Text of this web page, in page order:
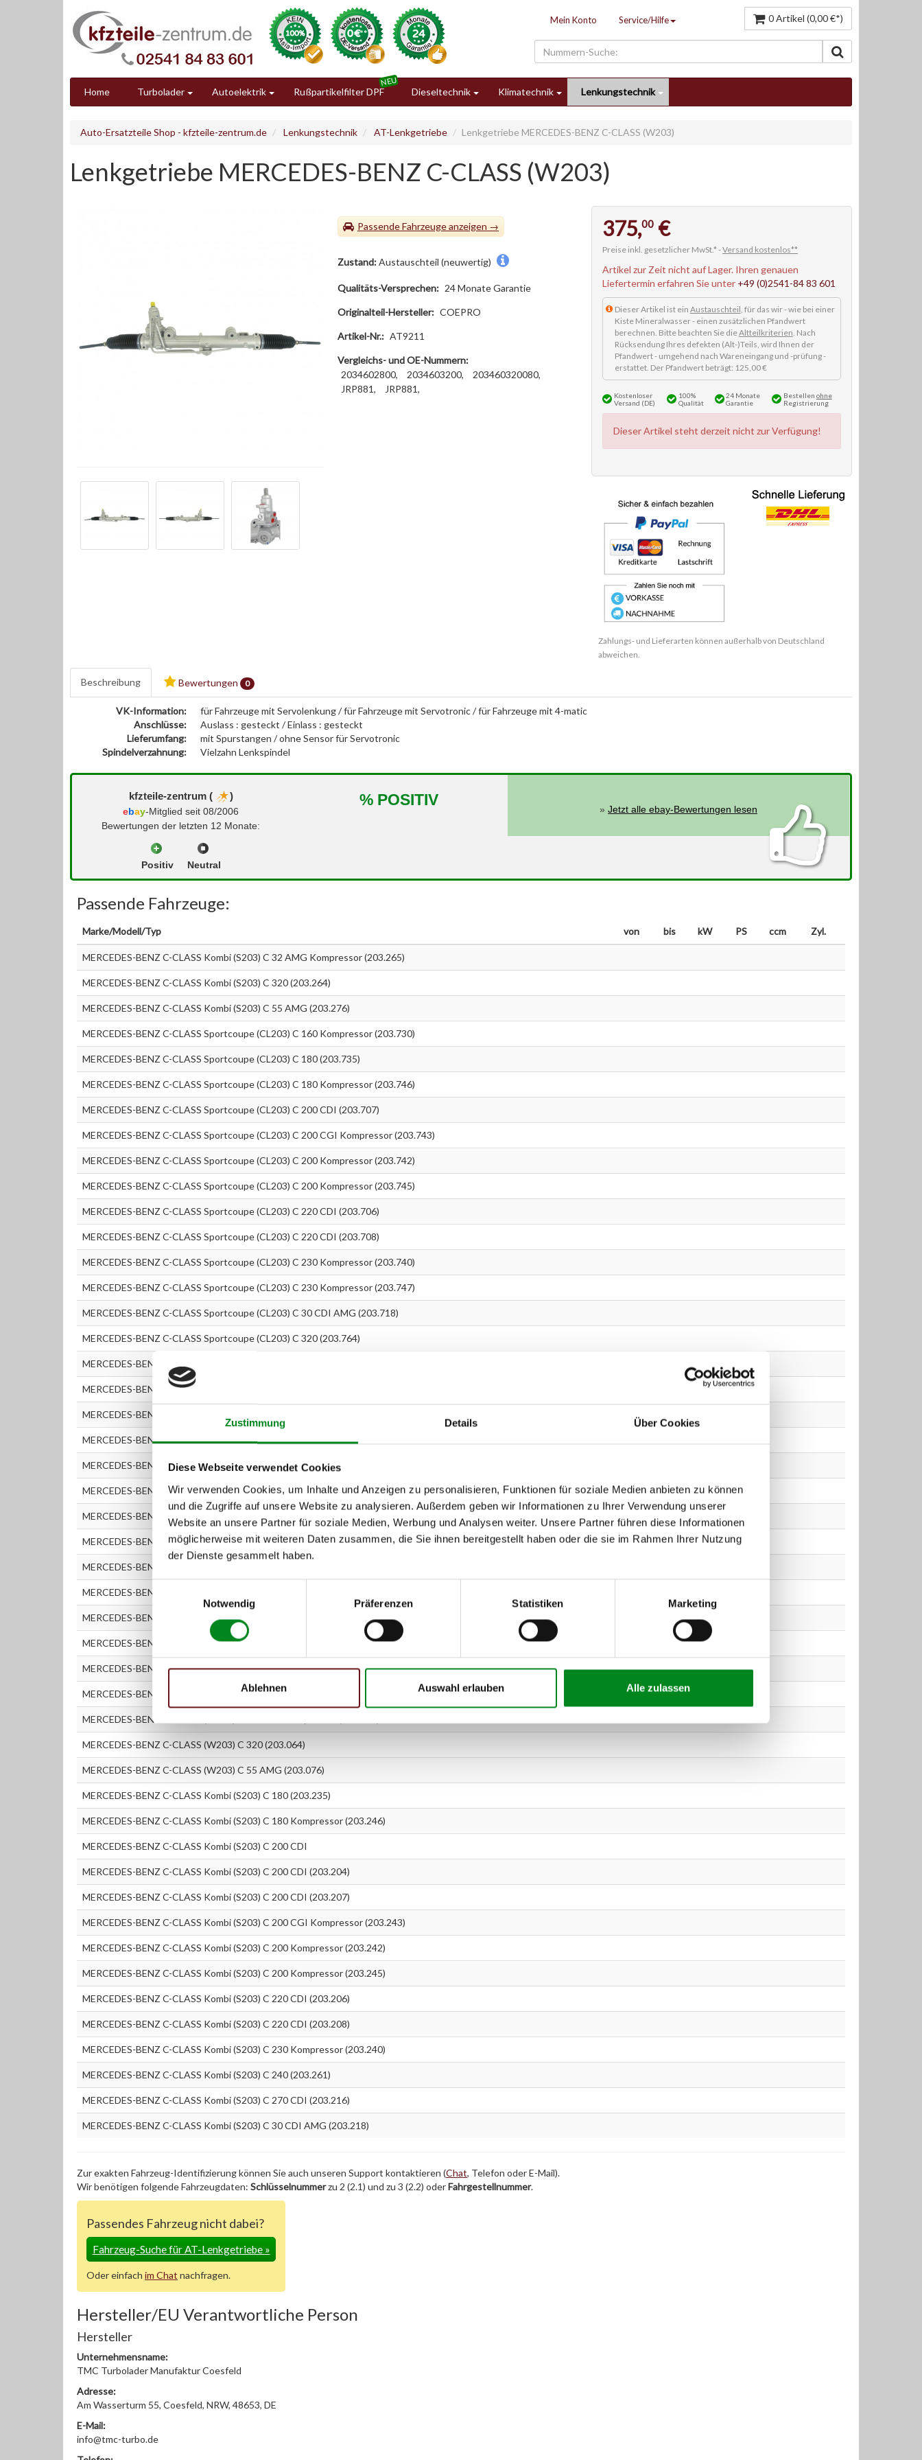
Zustimmung Details Über Cookies
Diese Webseite verwendet Cookies
Wir verwenden Cookies, um Inhalte und Anzeigen zu personalisieren, Funktionen für soziale Medien anbieten zu können
und die Zugriffe auf unsere Website zu analysieren. Außerdem geben wir Informationen zu Ihrer Verwendung unserer
Website an unsere Partner für soziale Medien, Werbung und Analysen weiter. Unsere Partner führen diese Informationen
möglicherweise mit weiteren Daten zusammen, die Sie ihnen bereitgestellt haben oder die sie im Rahmen Ihrer Nutzung
der Dienste gesammelt haben.
Notwendig
Präferenzen Statistiken Marketing
Ablehnen Auswahl erlauben Alle zulassen
Mein Konto Service/Hilfe 0 Artikel (0,00 €*)
Home Turbolader Autoelektrik Rußpartikelfilter DPF Dieseltechnik Klimatechnik Lenkungstechnik
Auto-Ersatzteile Shop - kfzteile-zentrum.de Lenkungstechnik AT-Lenkgetriebe Lenkgetriebe MERCEDES-BENZ C-CLASS (W203)
Lenkgetriebe MERCEDES-BENZ C-CLASS (W203)
Passende Fahrzeuge
Zustand:Austauschteil (neuwertig)
Qualitäts-Versprechen: 24 Monate Garantie
Originalteil-Hersteller: COEPRO
Artikel-Nr.: AT9211
Vergleichs- und OE-Nummern:
2034602800,
2034603200,
203460320080,
JRP881,
JRP881,
375,00 €
Preise inkl. gesetzlicher MwSt.* -Versand kostenlos**
Artikel zur Zeit nicht auf Lager. Ihren genauen
Liefertermin erfahren Sie unter +49 (0)2541-84 83 601
Dieser Artikel ist ein Austauschteil, für das wir - wie bei einer
Kiste Mineralwasser - einen zusätzlichen Pfandwert
berechnen. Bitte beachten Sie dieAltteilkriterien. Nach
Rücksendung Ihres defekten (Alt-)Teils, wird Ihnen der
Pfandwert - umgehend nach Wareneingang und -prüfung -
erstattet. Der Pfandwert beträgt: 125,00 €
Kostenloser
Versand (DE)
100%
Qualität
24 Monate
Garantie
Bestellen ohne
Registrierung
Dieser Artikel steht derzeit nicht zur Verfügung!
Zahlungs- und Lieferarten können außerhalb von Deutschland
abweichen.
Beschreibung Bewertungen 0
VK-Information:
für Fahrzeuge mit Servolenkung / für Fahrzeuge mit Servotronic / für Fahrzeuge mit 4-matic
Anschlüsse:
Auslass : gesteckt / Einlass : gesteckt
Lieferumfang:
mit Spurstangen / ohne Sensor für Servotronic
Spindelverzahnung:
Vielzahn Lenkspindel
kfzteile-zentrum ( )
ebay-Mitglied seit 08/2006
Bewertungen der letzten 12 Monate:
Positiv Neutral
% POSITIV
»Jetzt alle ebay-Bewertungen lesen
Passende Fahrzeuge:
Marke/Modell/Typ von bis kW PS ccm Zyl.
MERCEDES-BENZ C-CLASS Kombi (S203) C 32 AMG Kompressor (203.265)
MERCEDES-BENZ C-CLASS Kombi (S203) C 320 (203.264)
MERCEDES-BENZ C-CLASS Kombi (S203) C 55 AMG (203.276)
MERCEDES-BENZ C-CLASS Sportcoupe (CL203) C 160 Kompressor (203.730)
MERCEDES-BENZ C-CLASS Sportcoupe (CL203) C 180 (203.735)
MERCEDES-BENZ C-CLASS Sportcoupe (CL203) C 180 Kompressor (203.746)
MERCEDES-BENZ C-CLASS Sportcoupe (CL203) C 200 CDI (203.707)
MERCEDES-BENZ C-CLASS Sportcoupe (CL203) C 200 CGI Kompressor (203.743)
MERCEDES-BENZ C-CLASS Sportcoupe (CL203) C 200 Kompressor (203.742)
MERCEDES-BENZ C-CLASS Sportcoupe (CL203) C 200 Kompressor (203.745)
MERCEDES-BENZ C-CLASS Sportcoupe (CL203) C 220 CDI (203.706)
MERCEDES-BENZ C-CLASS Sportcoupe (CL203) C 220 CDI (203.708)
MERCEDES-BENZ C-CLASS Sportcoupe (CL203) C 230 Kompressor (203.740)
MERCEDES-BENZ C-CLASS Sportcoupe (CL203) C 230 Kompressor (203.747)
MERCEDES-BENZ C-CLASS Sportcoupe (CL203) C 30 CDI AMG (203.718)
MERCEDES-BENZ C-CLASS Sportcoupe (CL203) C 320 (203.764)
MERCEDES-BENZ C-CLASS (W203) C 180 (203.035)
MERCEDES-BENZ C-CLASS (W203) C 180 Kompressor (203.046)
MERCEDES-BENZ C-CLASS (W203) C 200 CDI
MERCEDES-BENZ C-CLASS (W203) C 200 CDI (203.004)
MERCEDES-BENZ C-CLASS (W203) C 200 CDI (203.007)
MERCEDES-BENZ C-CLASS (W203) C 200 CGI Kompressor (203.043)
MERCEDES-BENZ C-CLASS (W203) C 200 Kompressor (203.042)
MERCEDES-BENZ C-CLASS (W203) C 200 Kompressor (203.045)
MERCEDES-BENZ C-CLASS (W203) C 220 CDI (203.006)
MERCEDES-BENZ C-CLASS (W203) C 220 CDI (203.008)
MERCEDES-BENZ C-CLASS (W203) C 230 Kompressor (203.040)
MERCEDES-BENZ C-CLASS (W203) C 240 (203.061)
MERCEDES-BENZ C-CLASS (W203) C 270 CDI (203.016)
MERCEDES-BENZ C-CLASS (W203) C 30CDI AMG (203.018)
MERCEDES-BENZ C-CLASS (W203) C 32 AMG Kompressor (203.065)
MERCEDES-BENZ C-CLASS (W203) C 320 (203.064)
MERCEDES-BENZ C-CLASS (W203) C 55 AMG (203.076)
MERCEDES-BENZ C-CLASS Kombi (S203) C 180 (203.235)
MERCEDES-BENZ C-CLASS Kombi (S203) C 180 Kompressor (203.246)
MERCEDES-BENZ C-CLASS Kombi (S203) C 200 CDI
MERCEDES-BENZ C-CLASS Kombi (S203) C 200 CDI (203.204)
MERCEDES-BENZ C-CLASS Kombi (S203) C 200 CDI (203.207)
MERCEDES-BENZ C-CLASS Kombi (S203) C 200 CGI Kompressor (203.243)
MERCEDES-BENZ C-CLASS Kombi (S203) C 200 Kompressor (203.242)
MERCEDES-BENZ C-CLASS Kombi (S203) C 200 Kompressor (203.245)
MERCEDES-BENZ C-CLASS Kombi (S203) C 220 CDI (203.206)
MERCEDES-BENZ C-CLASS Kombi (S203) C 220 CDI (203.208)
MERCEDES-BENZ C-CLASS Kombi (S203) C 230 Kompressor (203.240)
MERCEDES-BENZ C-CLASS Kombi (S203) C 240 (203.261)
MERCEDES-BENZ C-CLASS Kombi (S203) C 270 CDI (203.216)
MERCEDES-BENZ C-CLASS Kombi (S203) C 30 CDI AMG (203.218)
Zur exakten Fahrzeug-Identifizierung können Sie auch unseren Support kontaktieren (Chat, Telefon oder E-Mail).
Wir benötigen folgende Fahrzeugdaten: Schlüsselnummerzu 2 (2.1) und zu 3 (2.2) oderFahrgestellnummer.
Passendes Fahrzeug nicht dabei?
Fahrzeug-Suche für AT-Lenkgetriebe»
Oder einfach im Chat nachfragen.
Hersteller/EU Verantwortliche Person
Hersteller
Unternehmensname:
TMC Turbolader Manufaktur Coesfeld
Adresse:
Am Wasserturm 55, Coesfeld, NRW, 48653, DE
E-Mail:
info@tmc-turbo.de